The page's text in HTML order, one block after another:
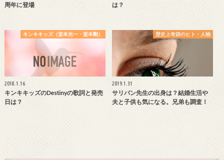
周年に登場
は？
キンキキッズ（堂本光一・堂本剛）
2018.1.16
キンキキッズのDestinyの歌詞と発売
日は？
歴史上奇跡のヒト・人物
2019.1.31
サリバン先生の出身は？結婚生活や
夫と子供も気になる。兄弟も調査！